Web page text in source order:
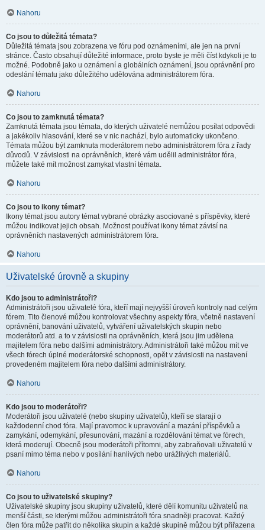
Nahoru
Co jsou to důležitá témata?
Důležitá témata jsou zobrazena ve fóru pod oznámeními, ale jen na první
stránce. Často obsahují důležité informace, proto byste je měli číst kdykoli je to
možné. Podobně jako u oznámení a globálních oznámení, jsou oprávnění pro
odeslání tématu jako důležitého udělována administrátorem fóra.
Nahoru
Co jsou to zamknutá témata?
Zamknutá témata jsou témata, do kterých uživatelé nemůžou posílat odpovědi
a jakékoliv hlasování, které se v nic nachází, bylo automaticky ukončeno.
Témata můžou být zamknuta moderátorem nebo administrátorem fóra z řady
důvodů. V závislosti na oprávněních, které vám udělil administrátor fóra,
můžete také mít možnost zamykat vlastní témata.
Nahoru
Co jsou to ikony témat?
Ikony témat jsou autory témat vybrané obrázky asociované s příspěvky, které
můžou indikovat jejich obsah. Možnost používat ikony témat závisí na
oprávněních nastavených administrátorem fóra.
Nahoru
Uživatelské úrovně a skupiny
Kdo jsou to administrátoři?
Administrátoři jsou uživatelé fóra, kteří mají nejvyšší úroveň kontroly nad celým
fórem. Tito členové můžou kontrolovat všechny aspekty fóra, včetně nastavení
oprávnění, banování uživatelů, vytváření uživatelských skupin nebo
moderátorů atd. a to v závislosti na oprávněních, která jsou jim udělena
majitelem fóra nebo dalšími administrátory. Administrátoři také můžou mít ve
všech fórech úplné moderátorské schopnosti, opět v závislosti na nastavení
provedeném majitelem fóra nebo dalšími administrátory.
Nahoru
Kdo jsou to moderátoři?
Moderátoři jsou uživatelé (nebo skupiny uživatelů), kteří se starají o
každodenní chod fóra. Mají pravomoc k upravování a mazání příspěvků a
zamykání, odemykání, přesunování, mazání a rozdělování témat ve fórech,
která moderují. Obecně jsou moderátoři přítomni, aby zabraňovali uživatelů v
psaní mimo téma nebo v posílání hanlivých nebo urážlivých materiálů.
Nahoru
Co jsou to uživatelské skupiny?
Uživatelské skupiny jsou skupiny uživatelů, které dělí komunitu uživatelů na
menší části, se kterými můžou administrátoři fóra snadněji pracovat. Každý
člen fóra může patřit do několika skupin a každé skupině můžou být přiřazena